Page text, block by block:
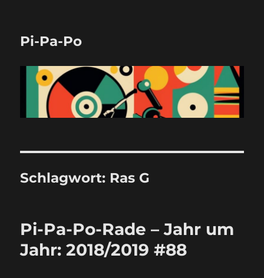
Pi-Pa-Po
Schlagwort: Ras G
Pi-Pa-Po-Rade – Jahr um
Jahr: 2018/2019 #88